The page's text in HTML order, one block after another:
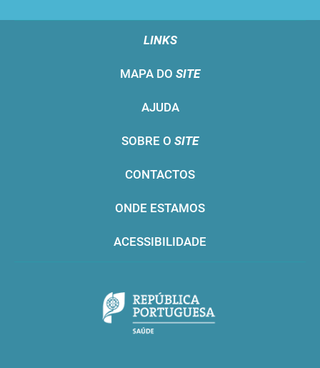
LINKS
MAPA DO SITE
AJUDA
SOBRE O SITE
CONTACTOS
ONDE ESTAMOS
ACESSIBILIDADE